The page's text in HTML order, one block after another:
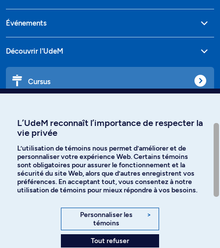
Événements
Découvrir l'UdeM
Cursus
Langues
Facebook Instagram
YouTube
L’UdeM reconnaît l’importance de respecter la
vie privée
L’utilisation de témoins nous permet d’améliorer et de
personnaliser votre expérience Web. Certains témoins
sont obligatoires pour assurer le fonctionnement et la
sécurité du site Web, alors que d’autres enregistrent vos
préférences. En acceptant tout, vous consentez à notre
utilisation de témoins pour mieux répondre à vos besoins.
Personnaliser les
témoins
>
Tout refuser